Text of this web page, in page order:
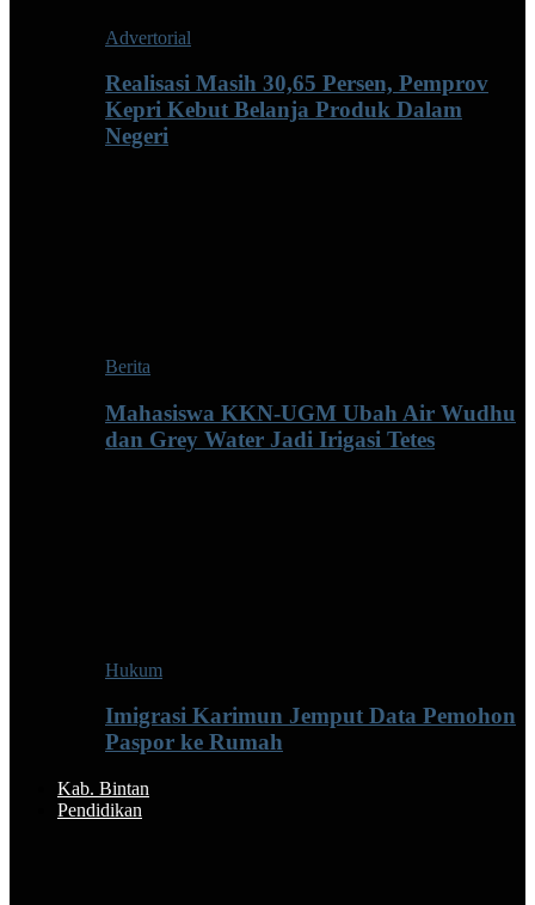
Advertorial
Realisasi Masih 30,65 Persen, Pemprov
Kepri Kebut Belanja Produk Dalam
Negeri
Berita
Mahasiswa KKN-UGM Ubah Air Wudhu
dan Grey Water Jadi Irigasi Tetes
Hukum
Imigrasi Karimun Jemput Data Pemohon
Paspor ke Rumah
Kab. Bintan
Pendidikan